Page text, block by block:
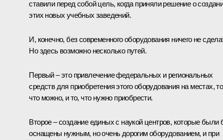
ставили перед собой цель, когда приняли решение о
этих новых учебных заведений.
И, конечно, без современного оборудования ничего не
Но здесь возможно несколько путей.
Первый – это привлечение федеральных и региональных
средств для приобретения этого оборудования на местах,
что можно, и то, что нужно приобрести.
Второе – создание единых с наукой центров, которые были
оснащены нужным, но очень дорогим оборудованием, и при